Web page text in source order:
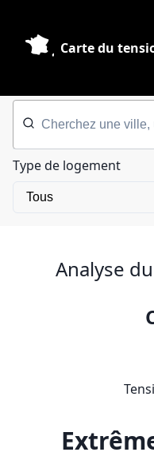
Carte du
Type de logement
Analyse